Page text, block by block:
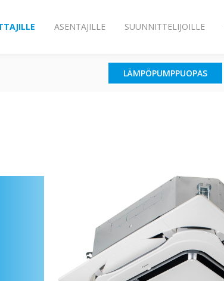
ASENTAJILLE SUUNNITTELIJOILLE
LÄMPÖPUMPPUOPAS